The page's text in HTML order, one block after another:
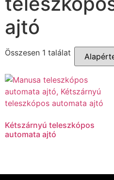
ajtó
Összesen 1 találat
Kétszárnyú teleszkópos
automata ajtó